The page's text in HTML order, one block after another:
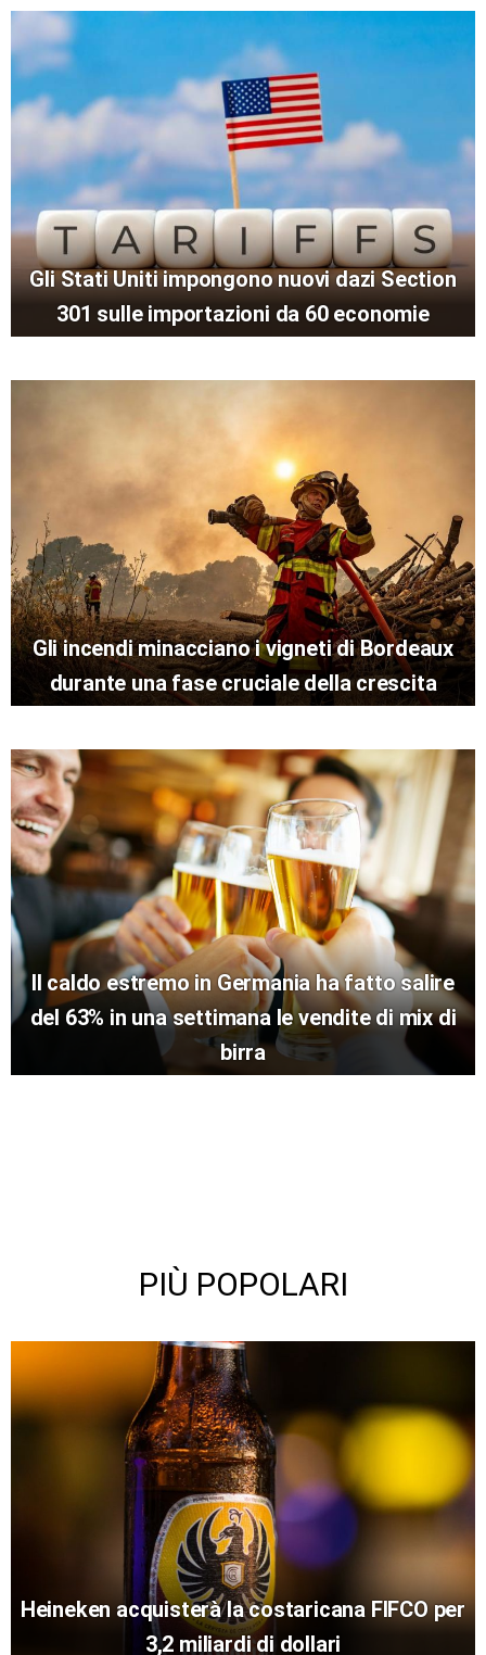
Gli Stati Uniti impongono nuovi dazi Section
301 sulle importazioni da 60 economie
Gli incendi minacciano i vigneti di Bordeaux
durante una fase cruciale della crescita
Il caldo estremo in Germania ha fatto salire
del 63% in una settimana le vendite di mix di
birra
PIÙ POPOLARI
Heineken acquisterà la costaricana FIFCO per
3,2 miliardi di dollari